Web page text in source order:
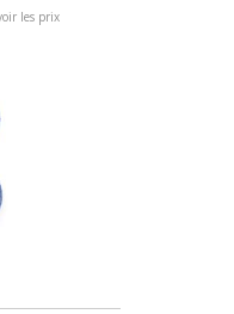
les prix